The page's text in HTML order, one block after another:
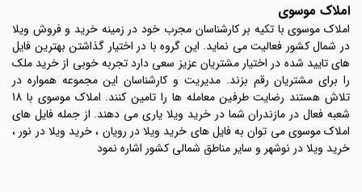
املاک موسوی
املاک موسوی با تکیه بر کارشناسان مجرب خود در زمینه خرید و فروش ویلا
در شمال کشور فعالیت می نماید. این گروه با در اختیار گذاشتن بهترین فایل
های تایید شده در اختیار مشتریان عزیز سعی دارد تجربه خوبی از خرید ملک
را برای مشتریان رقم بزند. مدیریت و کارشناسان این مجموعه همواره در
تلاش هستند رضایت طرفین معامله ها را تامین کنند. املاک موسوی با 18
شعبه فعال در مازندران شما در خرید ویلا یاری می دهند. از جمله فایل های
املاک موسوی می توان به فایل های خرید ویلا در رویان ، خرید ویلا در نور ،
خرید ویلا در نوشهر و سایر مناطق شمالی کشور اشاره نمود